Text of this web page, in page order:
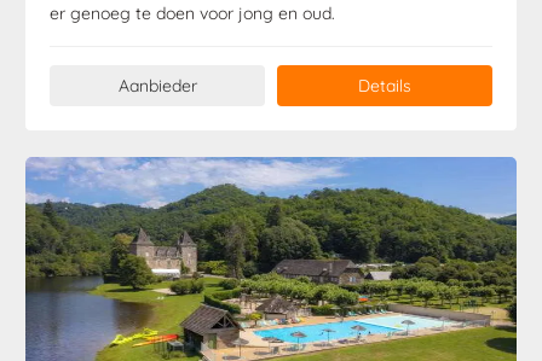
er genoeg te doen voor jong en oud.
Aanbieder Details